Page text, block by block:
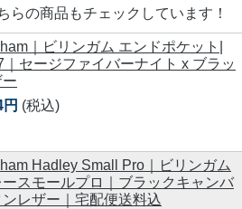
らの商品もチェックしています！
｜ビリンガム エンドポケット|
｜セージファイバーナイト x ブラッ
(税込)
Hadley Small Pro｜ビリンガム
スモールプロ｜ブラックキャンバ
ンレザー｜宅配便送料込